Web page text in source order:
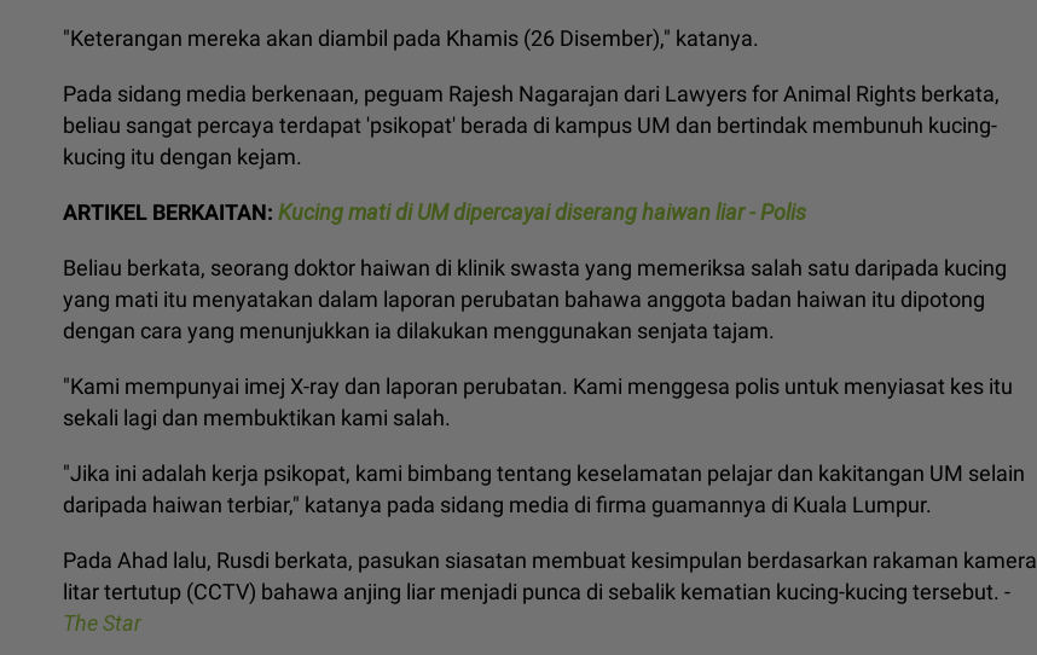
"Keterangan mereka akan diambil pada Khamis (26 Disember)," katanya.
Pada sidang media berkenaan, peguam Rajesh Nagarajan dari Lawyers for Animal Rights berkata,
beliau sangat percaya terdapat 'psikopat' berada di kampus UM dan bertindak membunuh kucing-
kucing itu dengan kejam.
ARTIKEL BERKAITAN: Kucing mati di UM dipercayai diserang haiwan liar - Polis
Beliau berkata, seorang doktor haiwan di klinik swasta yang memeriksa salah satu daripada kucing
yang mati itu menyatakan dalam laporan perubatan bahawa anggota badan haiwan itu dipotong
dengan cara yang menunjukkan ia dilakukan menggunakan senjata tajam.
"Kami mempunyai imej X-ray dan laporan perubatan. Kami menggesa polis untuk menyiasat kes itu
sekali lagi dan membuktikan kami salah.
"Jika ini adalah kerja psikopat, kami bimbang tentang keselamatan pelajar dan kakitangan UM selain
daripada haiwan terbiar," katanya pada sidang media di firma guamannya di Kuala Lumpur.
Pada Ahad lalu, Rusdi berkata, pasukan siasatan membuat kesimpulan berdasarkan rakaman kamera
litar tertutup (CCTV) bahawa anjing liar menjadi punca di sebalik kematian kucing-kucing tersebut. -
The Star